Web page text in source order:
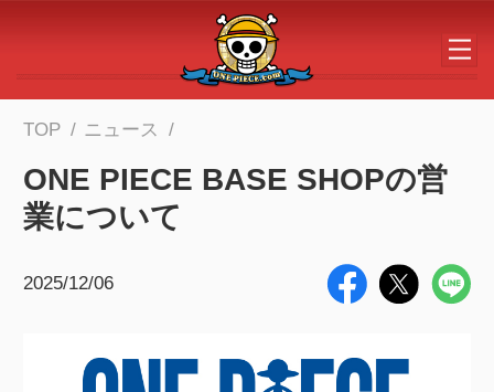
メインコンテンツへスキップする
TOP ニュース
ONE PIECE BASE SHOPの営
業について
2025/12/06